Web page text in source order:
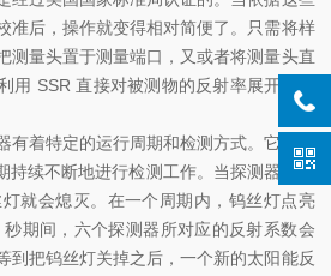
准后，操作就变得相对简便了。只需将样
测量头置于测量端口，又或者将测量头直
用 SSR 直接对被测物的反射率展开测量
有着特定的运行周期和检测方式。它以每
持续不断地进行检测工作。当探测器的补
就会熄灭。在一个周期内，钨丝灯点亮
期间，六个探测器所对应的反射系数会
到把钨丝灯关掉之后，一个新的太阳能反